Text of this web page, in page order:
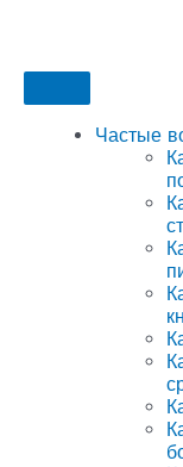
Частые